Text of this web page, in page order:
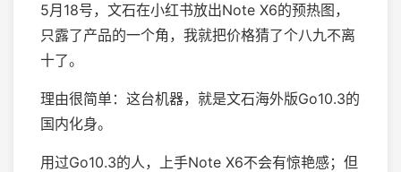
5月18号，文石在小红书放出Note X6的预热图，
只露了产品的一个角，我就把价格猜了个八九不离
十了。
理由很简单：这台机器，就是文石海外版Go10.3的
国内化身。
用过Go10.3的人，上手Note X6不会有惊艳感；但